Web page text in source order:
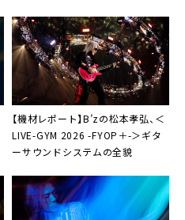
【機材レポート】B’zの松本孝弘、＜
LIVE-GYM 2026 -FYOP＋-＞ギタ
ーサウンドシステムの全貌